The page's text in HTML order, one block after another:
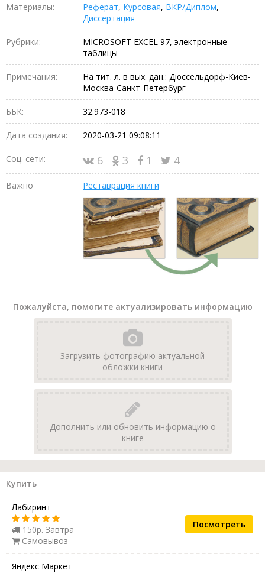
Материалы: Реферат, Курсовая, ВКР/Диплом,
Диссертация
Рубрики:
MICROSOFT EXCEL 97, электронные
таблицы
Примечания:
На тит. л. в вых. дан.: Дюссельдорф-Киев-
Москва-Санкт-Петербург
ББК: 32.973-018
Дата создания: 2020-03-21 09:08:11
Соц. сети: 6 3 1 4
Важно Реставрация книги
Пожалуйста, помогите актуализировать информацию
Загрузить фотографию актуальной
обложки книги
Дополнить или обновить информацию о
книге
Купить
Лабиринт
150р. Завтра
Самовывоз
Посмотреть
Яндекс Маркет